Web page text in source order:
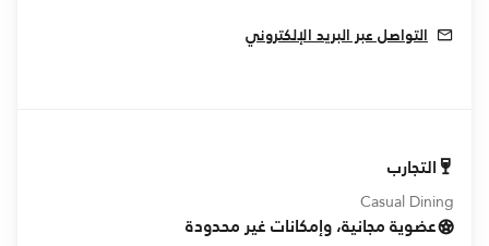
التواصل عبر البريد الإلكتروني
التجارب
Casual Dining
عضوية مجانية، وإمكانات غير محدودة